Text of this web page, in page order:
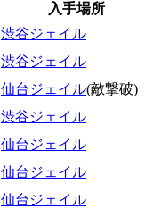
入手場所
渋谷ジェイル
渋谷ジェイル
仙台ジェイル(敵撃破)
渋谷ジェイル
仙台ジェイル
仙台ジェイル
仙台ジェイル